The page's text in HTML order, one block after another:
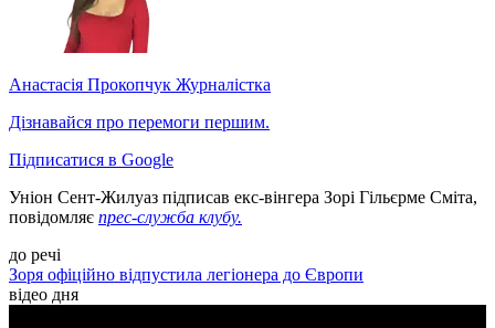
Анастасія Прокопчук Журналістка
Дізнавайся про перемоги першим.
Підписатися в Google
Уніон Сент-Жилуаз підписав екс-вінгера Зорі Гільєрме Сміта,
повідомляє прес-служба клубу.
до речі
Зоря офіційно відпустила легіонера до Європи
відео дня